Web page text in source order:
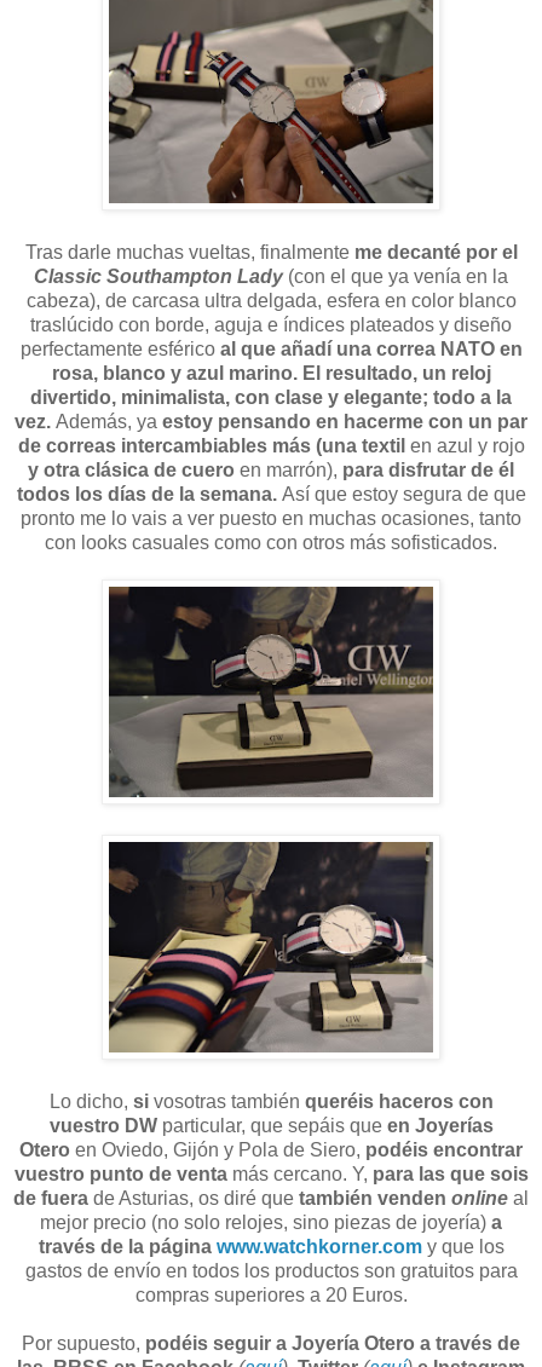
Tras darle muchas vueltas, finalmenteme decanté por el
Classic Southampton Lady (con el que ya venía en la
cabeza), de carcasa ultra delgada, esfera en color blanco
traslúcido con borde, aguja e índices plateados y diseño
perfectamente esférico al que añadí una correa NATO en
rosa, blanco y azul marino. El resultado, un reloj
divertido, minimalista, con clase y elegante; todo a la
vez. Además, ya estoy pensando en hacerme con un par
de correas intercambiables más (una textil en azul y rojo
y otra clásica de cuero en marrón), para disfrutar de él
todos los días de la semana. Así que estoy segura de que
pronto me lo vais a ver puesto en muchas ocasiones, tanto
con looks casuales como con otros más sofisticados.
Lo dicho, si vosotras también queréis haceros con
vuestro DW particular, que sepáis que en Joyerías
Otero en Oviedo, Gijón y Pola de Siero, podéis encontrar
vuestro punto de venta más cercano. Y, para las que sois
de fuera de Asturias, os diré que también venden online al
mejor precio (no solo relojes, sino piezas de joyería) a
través de la página www.watchkorner.com y que los
gastos de envío en todos los productos son gratuitos para
compras superiores a 20 Euros.
Por supuesto, podéis seguir a Joyería Otero a través de